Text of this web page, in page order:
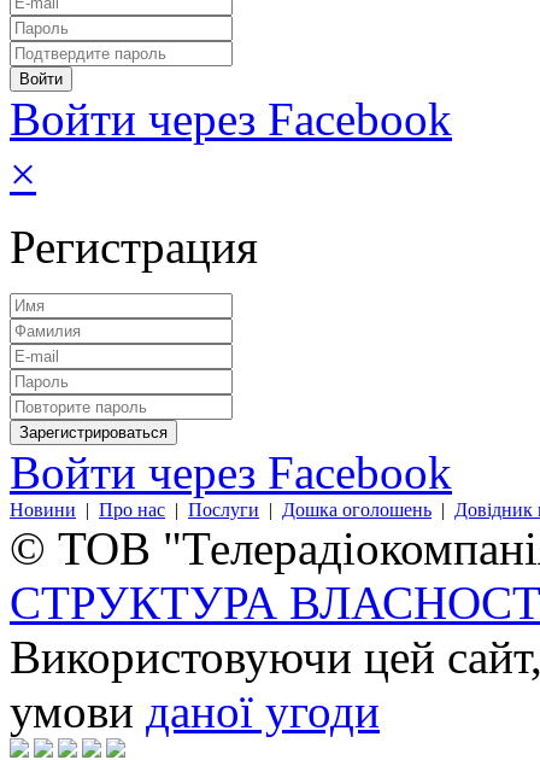
Войти через Facebook
×
Регистрация
Войти через Facebook
Новини | Про нас | Послуги | Дошка оголошень | Довідник
© ТОВ
СТРУКТУРА
Використовуючи цей
умови даної угоди